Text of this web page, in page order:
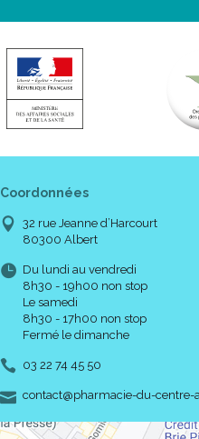
Coordonnées
32 rue Jeanne d’Harcourt
80300 Albert
Du lundi au vendredi
8h30 - 19h00 non stop
Le samedi
8h30 - 17h00 non stop
Fermé le dimanche
03 22 74 45 50
contact-
@-
pharmacie-du-centre-